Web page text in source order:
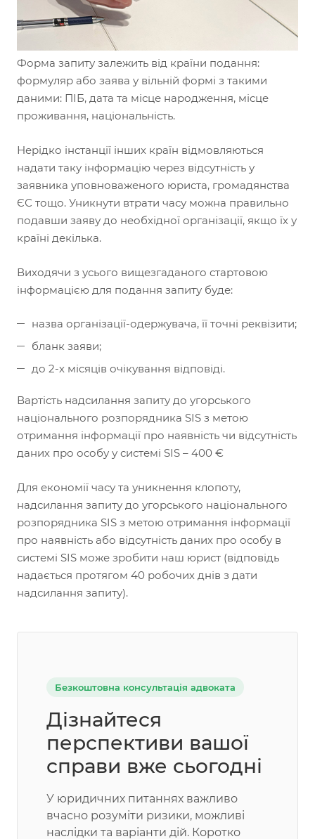
Форма запиту залежить від країни подання:
формуляр або заява у вільній формі з такими
даними: ПІБ, дата та місце народження, місце
проживання, національність.
Нерідко інстанції інших країн відмовляються
надати таку інформацію через відсутність у
заявника уповноваженого юриста, громадянства
ЄС тощо. Уникнути втрати часу можна правильно
подавши заяву до необхідної організації, якщо їх у
країні декілька.
Виходячи з усього вищезгаданого стартовою
інформацією для подання запиту буде:
назва організації-одержувача, її точні реквізити;
бланк заяви;
до 2-х місяців очікування відповіді.
Вартість надсилання запиту до угорського
національного розпорядника SIS з метою
отримання інформації про наявність чи відсутність
даних про особу у системі SIS – 400 €
Для економії часу та уникнення клопоту,
надсилання запиту до угорського національного
розпорядника SIS з метою отримання інформації
про наявність або відсутність даних про особу в
системі SIS може зробити наш юрист (відповідь
надається протягом 40 робочих днів з дати
надсилання запиту).
Безкоштовна консультація адвоката
Дізнайтеся
перспективи вашої
справи вже сьогодні
У юридичних питаннях важливо
вчасно розуміти ризики, можливі
наслідки та варіанти дій. Коротко